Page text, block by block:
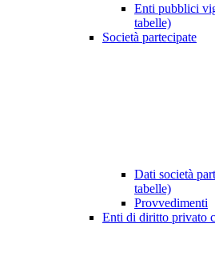
Enti pubblici
tabelle)
Società partecipate
Dati società
tabelle)
Provvedimenti
Enti di diritto privato